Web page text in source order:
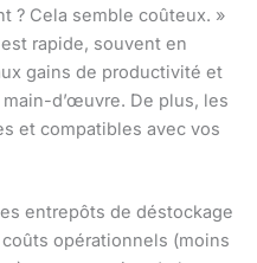
? Cela semble coûteux. »
rapide, souvent en
gains de productivité et
d’œuvre. De plus, les
et compatibles avec vos
entrepôts de déstockage
opérationnels (moins